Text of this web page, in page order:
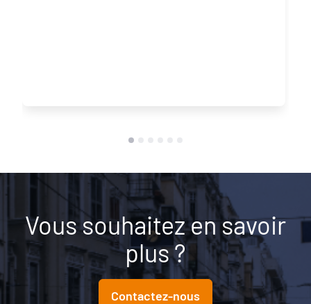
Vous souhaitez en savoir
plus ?
Contactez-nous